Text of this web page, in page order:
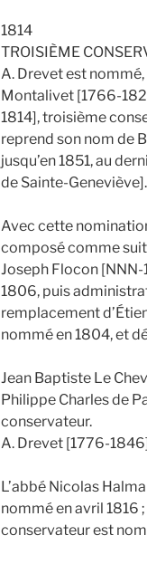
1814
TROISIÈME
A. Drevet est
Montalivet [1766-
1814], troisième
reprend son nom de
jusqu’en 1851, au
de Sainte-Geneviève].
Avec cette
composé comme suit
Joseph Flocon
1806, puis
remplacement
nommé en 1804, et
Jean Baptiste Le
Philippe Charles de
conservateur.
A. Drevet [1776-
L’abbé Nicolas
nommé en avril 1816
conservateur est